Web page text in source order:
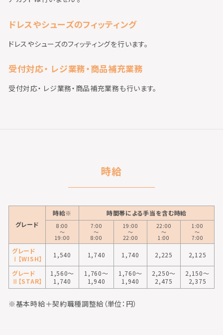
ドレスやシューズのフィッティング
ドレスやシューズのフィッティングを行います。
受付対応・ レジ業務・商品補充業務
受付対応・ レジ業務・商品補充業務も行います。
時給
グレード
時給※ 時間帯による手当を含む時給
8:00
〜
19:00
7:00
〜
8:00
19:00
〜
22:00
22:00
〜
1:00
1:00
〜
7:00
グレード
Ⅰ【WISH】
1,540 1,740 1,740 2,225 2,125
グレード
Ⅱ【STAR】
1,560〜
1,740
1,760〜
1,940
1,760〜
1,940
2,250〜
2,475
2,150〜
2,375
※基本時給＋契約職種調整給（単位：円）